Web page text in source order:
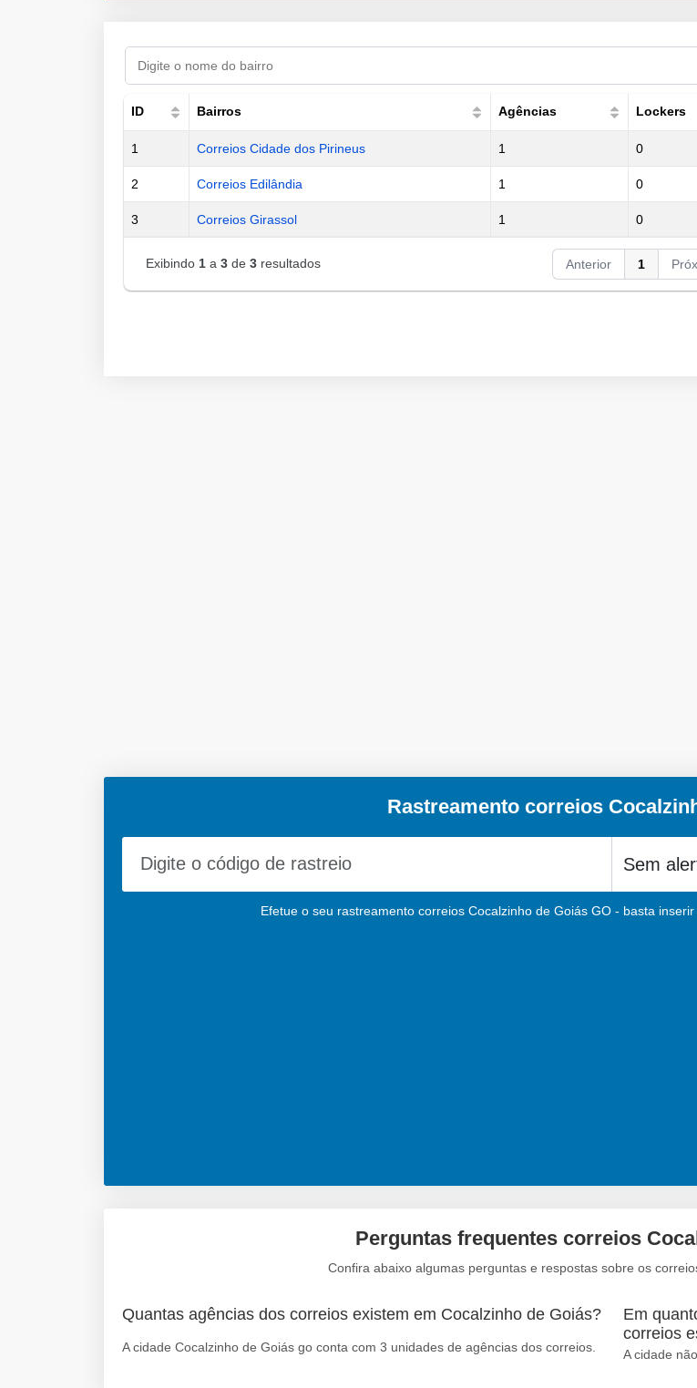
ID Bairros Agências Lockers
1 Correios Cidade dos Pirineus 1 0
2 Correios Edilândia 1 0
3 Correios Girassol 1 0
Exibindo 1 a 3 de 3 resultados Anterior 1
Rastreamento correios
Efetue o seu rastreamento correios Cocalzinho de Goiás GO - basta
Perguntas frequentes correios
Confira abaixo algumas perguntas e respostas sobre os
Quantas agências dos correios existem em Cocalzinho de Goiás?
A cidade Cocalzinho de Goiás go conta com 3 unidades de agências dos correios.
Em
correios
A cidade